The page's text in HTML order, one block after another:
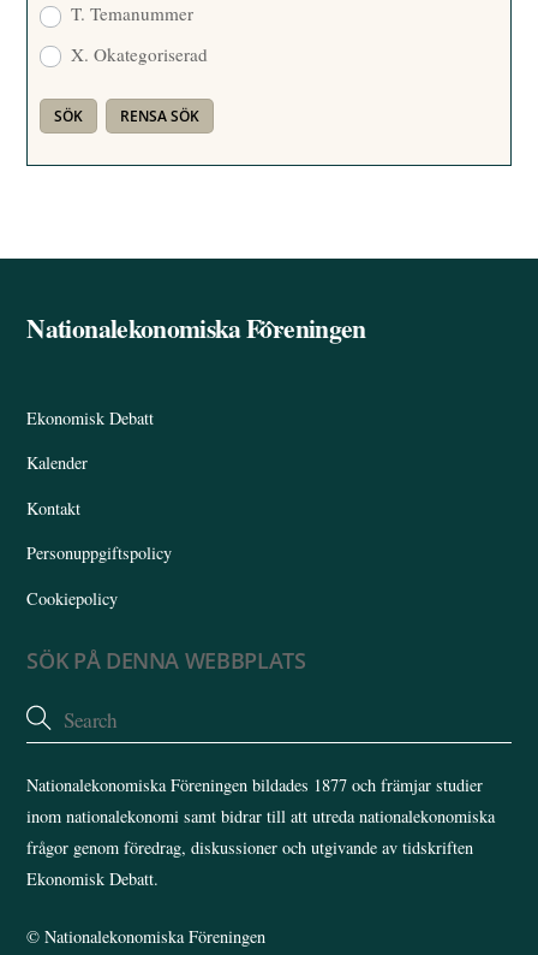
T. Temanummer
X. Okategoriserad
Back
Nationalekonomiska Föreningen
Ekonomisk Debatt
Kalender
Kontakt
Personuppgiftspolicy
Cookiepolicy
SÖK PÅ DENNA WEBBPLATS
Nationalekonomiska Föreningen bildades 1877 och främjar studier
inom nationalekonomi samt bidrar till att utreda nationalekonomiska
frågor genom föredrag, diskussioner och utgivande av tidskriften
Ekonomisk Debatt.
©Nationalekonomiska Föreningen